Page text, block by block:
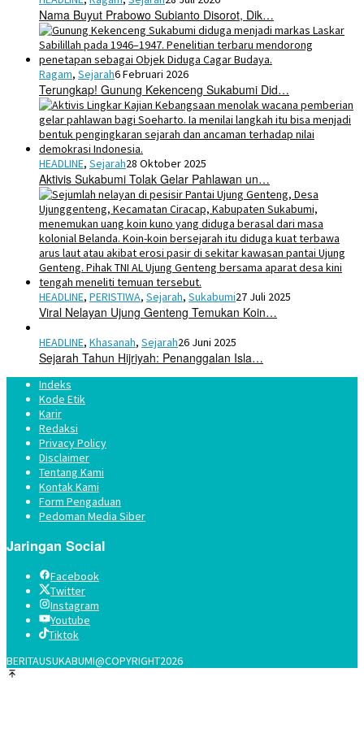
Nama Buyut Prabowo Subianto Disorot, Dik…
Ragam, Sejarah6 Februari 2026
Terungkap! Gunung Kekenceng Sukabumi Did…
HEADLINE, Sejarah28 Oktober 2025
Aktivis Sukabumi Tolak Gelar Pahlawan un…
HEADLINE, PERISTIWA, Sejarah, Sukabumi27 Juli 2025
Viral Nelayan Ujung Genteng Temukan Koin…
HEADLINE, Khasanah, Sejarah26 Juni 2025
Sejarah Tahun Hijriyah: Penanggalan Isla…
Indeks
Kode Etik
Karir
Redaksi
Privacy Policy
Disclaimer
Tentang Kami
Kontak Kami
Form Pengaduan
Pedoman Media Siber
Jaringan Social
Facebook
Twitter
Instagram
Youtube
Tiktok
BERITAUSUKABUMI@COPYRIGHT2026